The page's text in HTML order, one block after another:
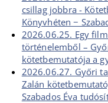
csillag jobbra -
Könyvhéten −
2026.06.25. Egy
történelemből –
kötetbemutatója a
2026.06.27. Győri
Zalán
Szabados Éva